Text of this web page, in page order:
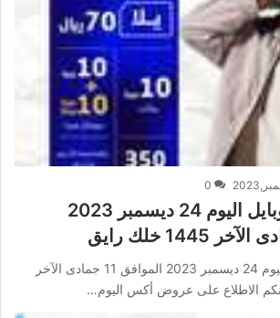
0
عروض ليبارا موبايل اليوم 24 ديسمبر 2023
عروض ليبارا موبايل اليوم 24 ديسمبر 2023 الموافق 11 جمادى الآخر